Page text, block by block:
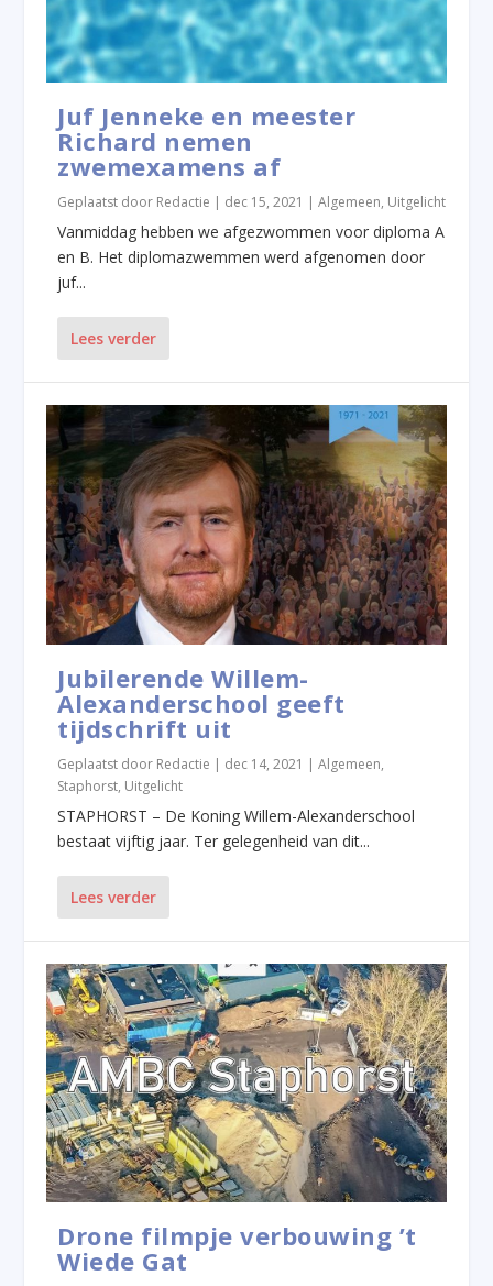
Juf Jenneke en meester
Richard nemen
zwemexamens af
Geplaatst door Redactie | dec 15, 2021 |Algemeen, Uitgelicht
Vanmiddag hebben we afgezwommen voor diploma A
en B. Het diplomazwemmen werd afgenomen door
juf...
Lees verder
Jubilerende Willem-
Alexanderschool geeft
tijdschrift uit
Geplaatst door Redactie | dec 14, 2021 |Algemeen,
Staphorst, Uitgelicht
STAPHORST – De Koning Willem-Alexanderschool
bestaat vijftig jaar. Ter gelegenheid van dit...
Lees verder
Drone filmpje verbouwing ’t
Wiede Gat